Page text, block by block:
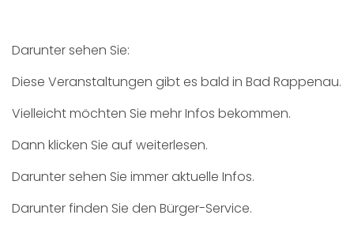
Darunter sehen Sie:
Diese Veranstaltungen gibt es bald in Bad Rappenau.
Vielleicht möchten Sie mehr Infos bekommen.
Dann klicken Sie auf weiterlesen.
Darunter sehen Sie immer aktuelle Infos.
Darunter finden Sie den Bürger-Service.